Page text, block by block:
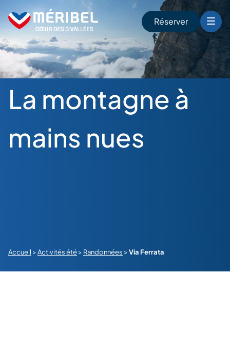
content
Réserver
La montagne à
mains nues
Accueil >Activités été> Randonnées >Via Ferrata